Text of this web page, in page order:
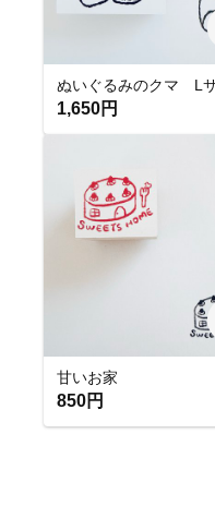
ぬいぐるみのクマ L
1,650円
甘いお家
850円